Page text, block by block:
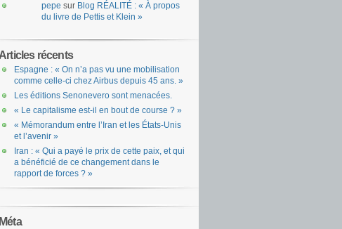
pepe sur Blog RÉALITÉ : « À propos
du livre de Pettis et Klein »
Articles récents
Espagne : « On n’a pas vu une mobilisation
comme celle-ci chez Airbus depuis 45 ans. »
Les éditions Senonevero sont menacées.
« Le capitalisme est-il en bout de course ? »
« Mémorandum entre l’Iran et les États-Unis
et l’avenir »
Iran : « Qui a payé le prix de cette paix, et qui
a bénéficié de ce changement dans le
rapport de forces ? »
Méta